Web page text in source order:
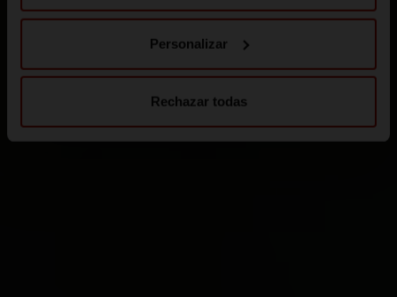
Personalizar
Rechazar todas